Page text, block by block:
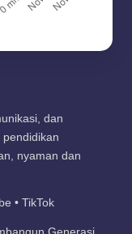
dan
nyaman dan
• TikTok